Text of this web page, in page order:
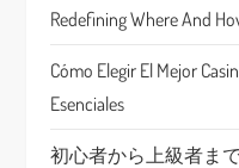
o
n
Redefining Where And
Cómo Elegir El Mejor
Esenciales
初心者から上級者ま